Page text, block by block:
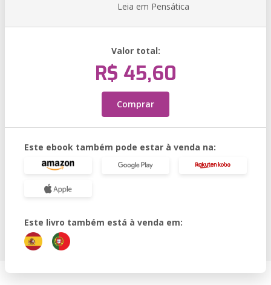
Leia em Pensática
Valor total:
R$ 45,60
Comprar
Este ebook também pode estar à venda na:
Este livro também está à venda em: